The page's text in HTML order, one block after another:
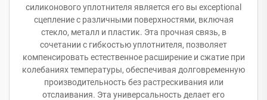
силиконового уплотнителя является его вы exceptional
сцепление с различными поверхностями, включая
стекло, металл и пластик. Эта прочная связь, в
сочетании с гибкостью уплотнителя, позволяет
компенсировать естественное расширение и сжатие при
колебаниях температуры, обеспечивая долговременную
производительность без растрескивания или
отслаивания. Эта универсальность делает его